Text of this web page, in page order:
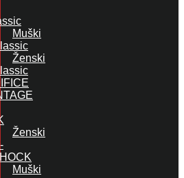
Muški
Ženski
Ženski
Muški